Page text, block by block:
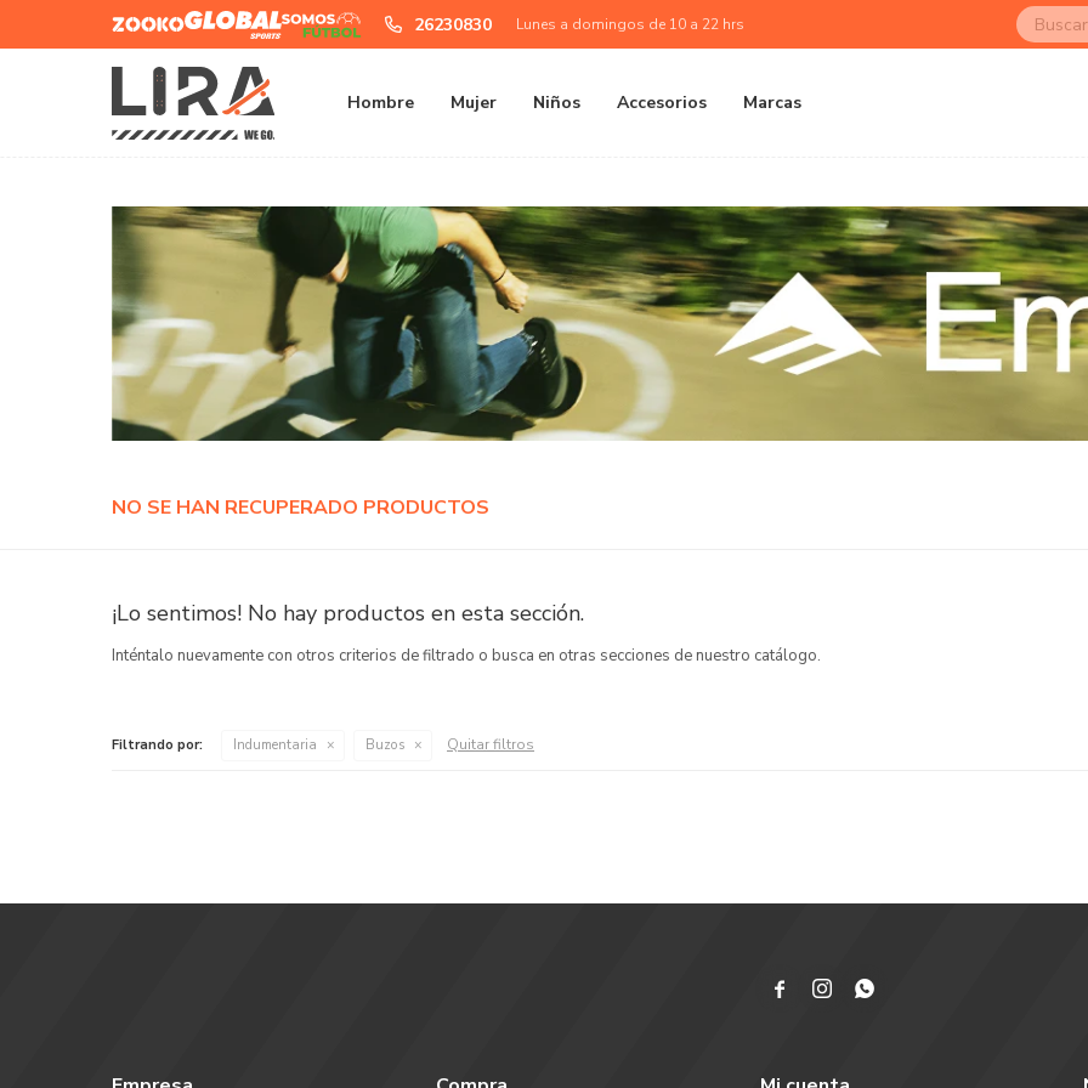
Hombre Mujer Niños Accesorios Marcas
Futbol
26230830 Lunes a domingos de 10 a 22 hrs
NO SE HAN RECUPERADO PRODUCTOS
¡Lo sentimos! No hay productos en esta sección.
Inténtalo nuevamente con otros criterios de filtrado o busca en otras secciones de nuestro catálogo.
Filtrando por: Indumentaria Buzos Quitar filtros
  